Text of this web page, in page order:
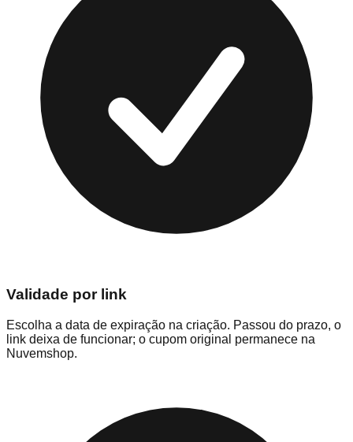
Validade por link
Escolha a data de expiração na criação. Passou do prazo, o
link deixa de funcionar; o cupom original permanece na
Nuvemshop.